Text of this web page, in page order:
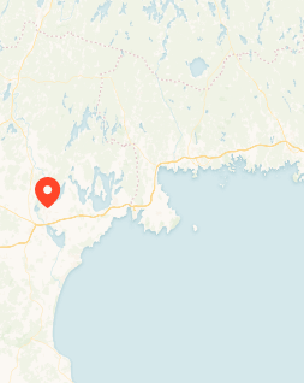
Map is loading…
loaded completely, leafletJS files are missing.